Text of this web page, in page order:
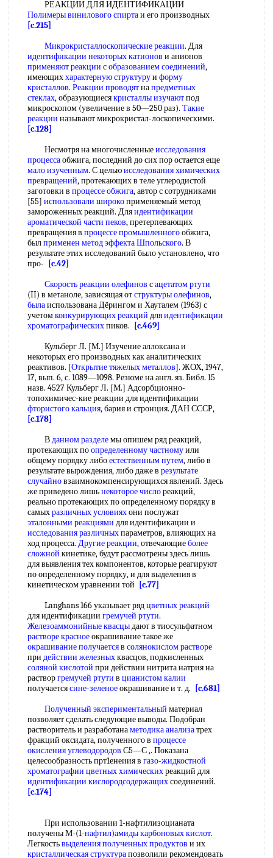
РЕАКЦИИ ДЛЯ ИДЕНТИФИКАЦИИ
Полимеры винилового спиртаи его производных
[c.215]
Микрокристаллоскопические реакции. Для
идентификации некоторых катионов и анионов
применяют реакции собразованием соединений,
имеющиххарактерную структуруи форму
кристаллов. Реакции проводятнапредметных
стеклах, образующиесякристаллы изучаютпод
микроскопом (увеличение в 50—250 раз). Такие
реакции называют микрокристал-лоскопическими.
[c.128]
Несмотря на многочисленныеисследования
процессаобжига, последний до сих пор остается еще
мало изученным. С цельюисследования химических
превращений, протекающих в теле углеродистой
заготовки в процессе обжига, автор с сотрудниками
[55] использовали широкоприменяемый метод
замороженных реакций. Дляидентификации
ароматической части пеков, претерпевающих
превращения в процессе промышленногообжига,
былприменен методэффекта Шпольского. В
результате этих исследований было установлено, что
про-
[c.42]
Скорость реакции олефинов сацетатом ртути
(II) в метаноле, зависящая отструктуры олефинов,
былаиспользована Дёрингом и Хауталем (1963) с
учетомконкурирующих реакций дляидентификации
хроматографическихпиков.
[c.469]
Кульберг Л. [М.] Изучение аллоксана и
некоторых его производных как аналитических
реактивов. [Открытие тяжелых металлов]. ЖОХ, 1947,
17, вып. 6, с. 1089—1098. Резюме на англ. яз. Библ. 15
назв. 4527 Кульберг Л. [М.] Адсорбционно-
топохимичес-кие реакции для идентификации
фтористого кальция, бария и стронция. ДАН СССР,
[c.178]
Вданном разделемы опишем ряд реакций,
протекающих поопределенному частномуили
общему порядку либоестественным путем, либо в
результате вырождения, либо даже в результате
случайновзаимнокомпенсирующихся явлений. Здесь
же приведено лишьнекоторое числореакций,
реально протекающих по определенному порядку в
самыхразличных условияхони послужат
эталонными реакциями для идентификации и
исследования различныхпараметров, влияющих на
ход процесса. Другие реакции, отвечающиеболее
сложной кинетике, будут рассмотрены здесь лишь
для выявления тех компонентов, которые реагируют
по определенному порядку, и для выделения в
кинетическом уравнении той
[c.77]
Langhans 166 указывает рядцветных реакций
для идентификации гремучей ртути.
Железоаммонийные квасцыдают в тиосульфатном
растворе красноеокрашивание такое же
окрашивание получаетсяв солянокислом растворе
при действии железныхквасцов, подкисленных
соляной кислотой при действии нитрита натрия на
растворгремучей ртути в цианистом калии
получаетсясине-зеленоеокрашивание и т. д.
[c.681]
Полученный экспериментальный материал
позволяет сделать следующие выводы. Подобран
растворитель и разработанаметодика анализатрех
фракций оксидата, полученного в процессе
окисления углеводородов С5—С ,. Показана
целесообразность прт1енеиия в газо-жидкостной
хроматографии цветных химическихреакций для
идентификации кислородсодержащихсоединений.
[c.174]
При использовании 1-нафтилизоцианата
получены М-(1-нафтил)амиды карбоновых кислот.
Легкостьвыделения полученных продуктов и их
кристаллическая структурапозволили рекомендовать